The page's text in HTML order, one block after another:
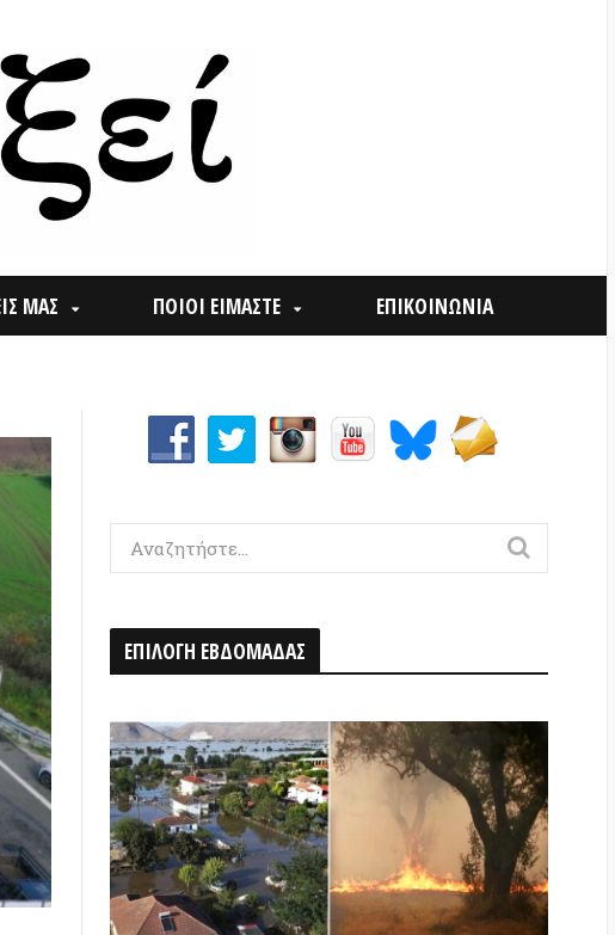
ΠΟΙΟΙ ΕΙΜΑΣΤΕ ΕΠΙΚΟΙΝΩΝΙΑ
Search
ΕΠΙΛΟΓΗ ΕΒΔΟΜΑΔΑΣ
Φωτιά, νερό και άνθρωπος στις νέες κλιματικές